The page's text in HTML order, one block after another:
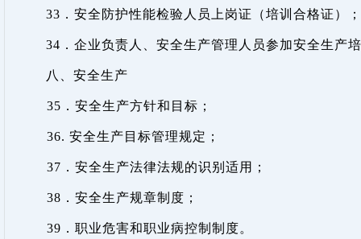
33 ．安全防护性能检验人员上岗证（培训合格证）
34 ．企业负责人、安全生产管理人员参加安全生产
八、安全生产
35 ． 安全生产方针和目标；
36. 安全生产目标管理规定；
37 ．安全生产法律法规的识别适用；
38 ．安全生产规章制度；
39 ．职业危害和职业病控制制度。